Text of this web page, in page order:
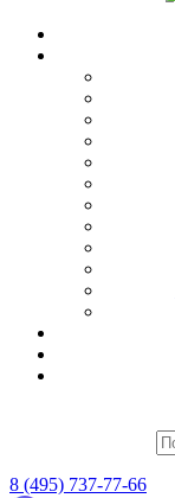
8 (495) 737-77-66